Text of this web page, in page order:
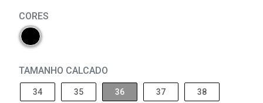
CORES
TAMANHO CALCADO
34 35 36 37 38